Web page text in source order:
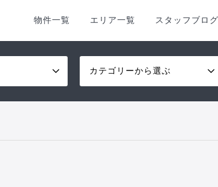
物件一覧 エリア一覧 スタッフブログ
カテゴリーから選ぶ